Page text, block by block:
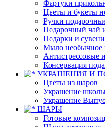
Фартуки
Цветы и букеты
Ручки
Подарочный чай
Подарки и
Мыло необычное
Антистрессовые
Консервация
УКРАШЕНИЯ И
Цветы из шаров
Украшение
Украшение
ШАРЫ
Готовые